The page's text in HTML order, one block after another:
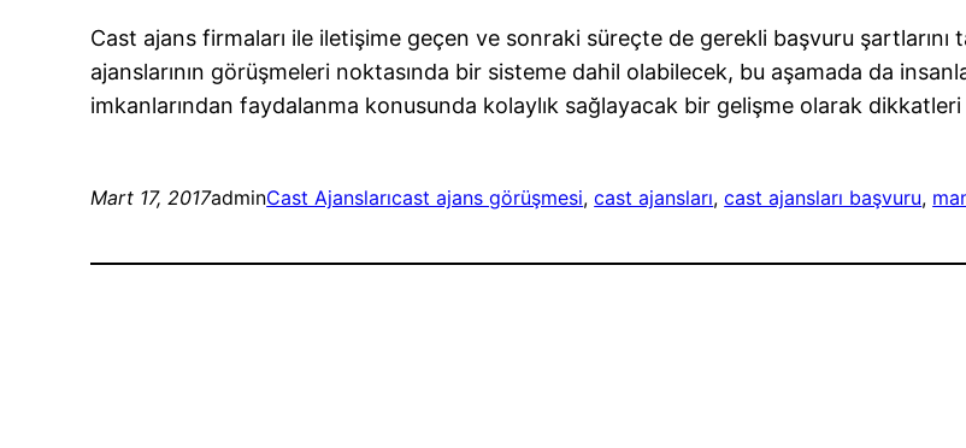
Cast ajans firmaları ile iletişime geçen ve sonraki süreçte de gerekli başvuru
ajanslarının görüşmeleri noktasında bir sisteme dahil olabilecek, bu aşamada da
imkanlarından faydalanma konusunda kolaylık sağlayacak bir gelişme olarak dikkatleri
Mart 17, 2017adminCast Ajanslarıcast ajans görüşmesi, cast ajansları, cast ajansları başvuru,